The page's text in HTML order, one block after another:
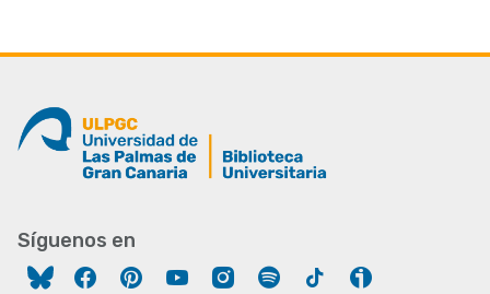
Síguenos en
FacebookPinterestYouTubeInstagram
Spotify Tiktok